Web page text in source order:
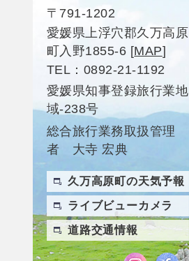
〒791-1202
愛媛県上浮穴郡久万高原
町入野1855-6 [MAP]
TEL
0892-21-1192
愛媛県知事登録旅行業地
域-238号
総合旅行業務取扱管理
者 大寺 宏典
久万高原町の天気予報
ライブビューカメラ
道路交通情報